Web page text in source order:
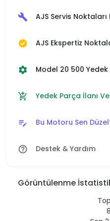
build AJS Servis Noktaları
verified AJS Ekspertiz
settings Model 20 500
add_shopping_cart Yedek Parça İlanı
edit_note Bu Motoru Sen
help_outline Destek & Yardım
Görüntülenme